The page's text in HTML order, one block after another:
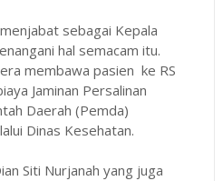
sebagai Kepala
hal semacam itu.
membawa pasien ke RS
Jaminan Persalinan
Daerah (Pemda)
Dinas Kesehatan.
Siti Nurjanah yang juga